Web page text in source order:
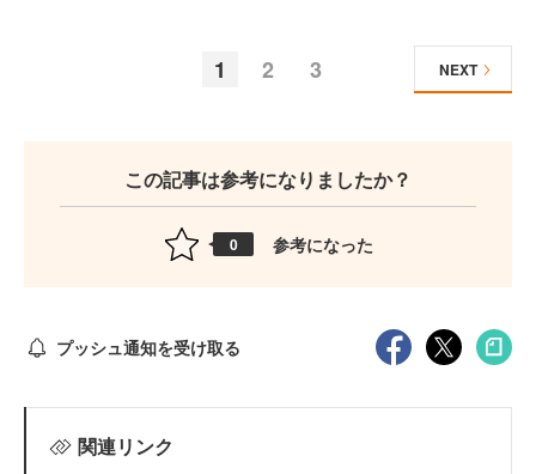
1 2 3 NEXT
この記事は参考になりましたか？
0 参考になった
プッシュ通知を受け取る
関連リンク